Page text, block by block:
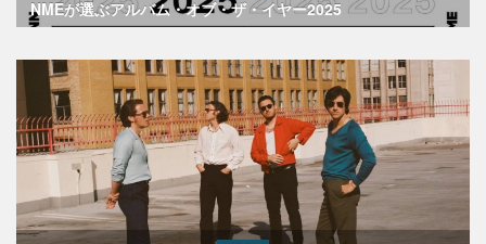
NMEが選ぶアルバム・オブ・ザ・イヤー2025